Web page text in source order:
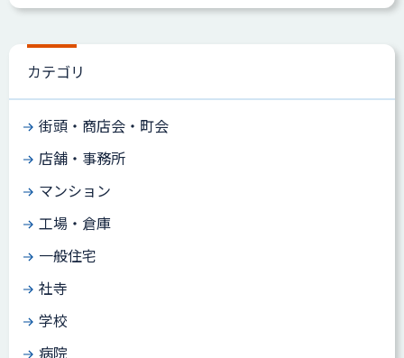
カテゴリ
街頭・商店会・町会
店舗・事務所
マンション
工場・倉庫
一般住宅
社寺
学校
病院